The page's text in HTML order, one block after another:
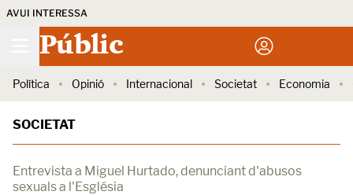
AVUI INTERESSA
Públic
Política Opinió Internacional Societat Economia
SOCIETAT
Entrevista a Miguel Hurtado, denunciant d'abusos
sexuals a l'Església